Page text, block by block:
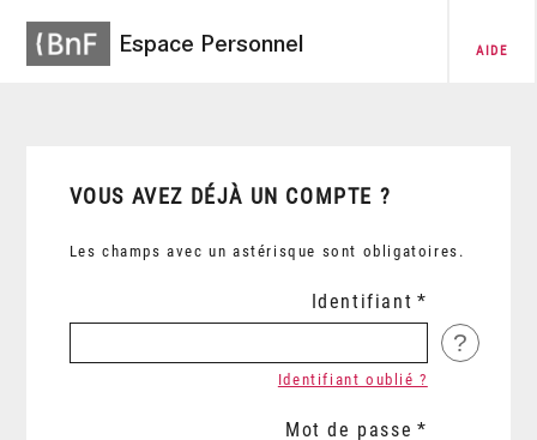
Espace Personnel AIDE
VOUS AVEZ DÉJÀ UN COMPTE ?
Les champs avec un astérisque sont obligatoires.
Identifiant
?
Identifiant oublié ?
Mot de passe